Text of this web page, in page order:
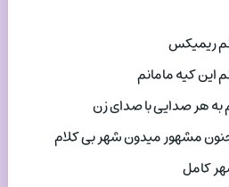
ریمیکس
این کیه مامانم
به هر صدایی با صدای زن
مشهور میدون شهر بی کلام
کامل